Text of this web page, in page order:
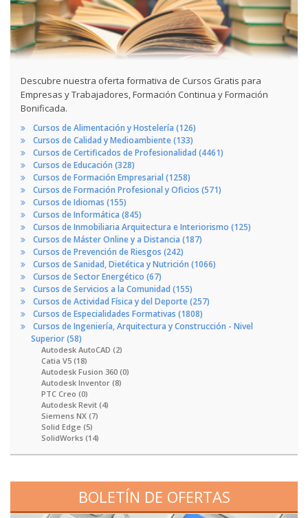
Descubre nuestra oferta formativa de Cursos Gratis para
Empresas y Trabajadores, Formación Continua y Formación
Bonificada.
Cursos de Alimentación y Hostelería (126)
Cursos de Calidad y Medioambiente (133)
Cursos de Certificados de Profesionalidad (4461)
Cursos de Educación (328)
Cursos de Formación Empresarial (1258)
Cursos de Formación Profesional y Oficios (571)
Cursos de Idiomas (155)
Cursos de Informática (845)
Cursos de Inmobiliaria Arquitectura e Interiorismo (125)
Cursos de Máster Online y a Distancia (187)
Cursos de Prevención de Riesgos (242)
Cursos de Sanidad, Dietética y Nutrición (1066)
Cursos de Sector Energético (67)
Cursos de Servicios a la Comunidad (155)
Cursos de Actividad Física y del Deporte (257)
Cursos de Especialidades Formativas (1808)
Cursos de Ingeniería, Arquitectura y Construcción - Nivel
Superior (58)
Autodesk AutoCAD (2)
Catia V5 (18)
Autodesk Fusion 360 (0)
Autodesk Inventor (8)
PTC Creo (0)
Autodesk Revit (4)
Siemens NX (7)
Solid Edge (5)
SolidWorks (14)
BOLETÍN DE OFERTAS